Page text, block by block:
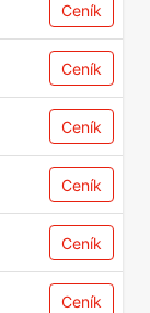
Ceník
Ceník
Ceník
Ceník
Ceník
Ceník